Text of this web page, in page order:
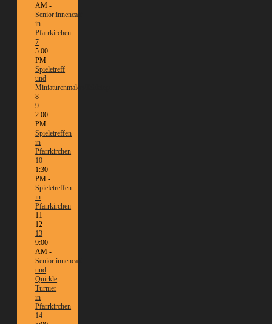
AM -
Senior:innencafé
in
Pfarrkirchen
7
5:00
PM -
Spieletreff
und
Miniaturenmalen/Tabletop
8
9
2:00
PM -
Spieletreffen
in
Pfarrkirchen
10
1:30
PM -
Spieletreffen
in
Pfarrkirchen
11
12
13
9:00
AM -
Senior:innencafé
und
Quirkle
Turnier
in
Pfarrkirchen
14